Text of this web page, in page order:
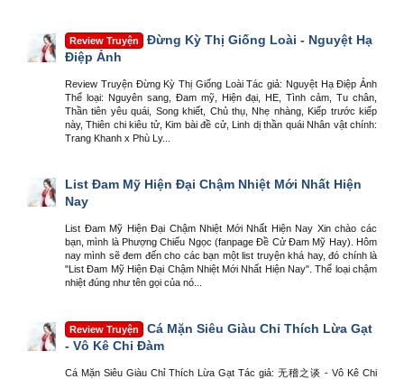
Review Truyện
Đừng Kỳ Thị Giống Loài - Nguyệt Hạ
Điệp Ảnh
Review Truyện Đừng Kỳ Thị Giống Loài Tác giả: Nguyệt Hạ Điệp Ảnh
Thể loại: Nguyên sang, Đam mỹ, Hiện đại, HE, Tình cảm, Tu chân,
Thần tiên yêu quái, Song khiết, Chủ thụ, Nhẹ nhàng, Kiếp trước kiếp
này, Thiên chi kiêu tử, Kim bài đề cử, Linh dị thần quái Nhân vật chính:
Trang Khanh x Phù Ly...
List Đam Mỹ Hiện Đại Chậm Nhiệt Mới Nhất Hiện
Nay
List Đam Mỹ Hiện Đại Chậm Nhiệt Mới Nhất Hiện Nay Xin chào các
bạn, mình là Phượng Chiếu Ngọc (fanpage Đề Cử Đam Mỹ Hay). Hôm
nay mình sẽ đem đến cho các bạn một list truyện khá hay, đó chính là
"List Đam Mỹ Hiện Đại Chậm Nhiệt Mới Nhất Hiện Nay". Thể loại chậm
nhiệt đúng như tên gọi của nó...
Review Truyện
Cá Mặn Siêu Giàu Chỉ Thích Lừa Gạt
- Vô Kê Chi Đàm
Cá Mặn Siêu Giàu Chỉ Thích Lừa Gạt Tác giả: 无稽之谈 - Vô Kê Chi